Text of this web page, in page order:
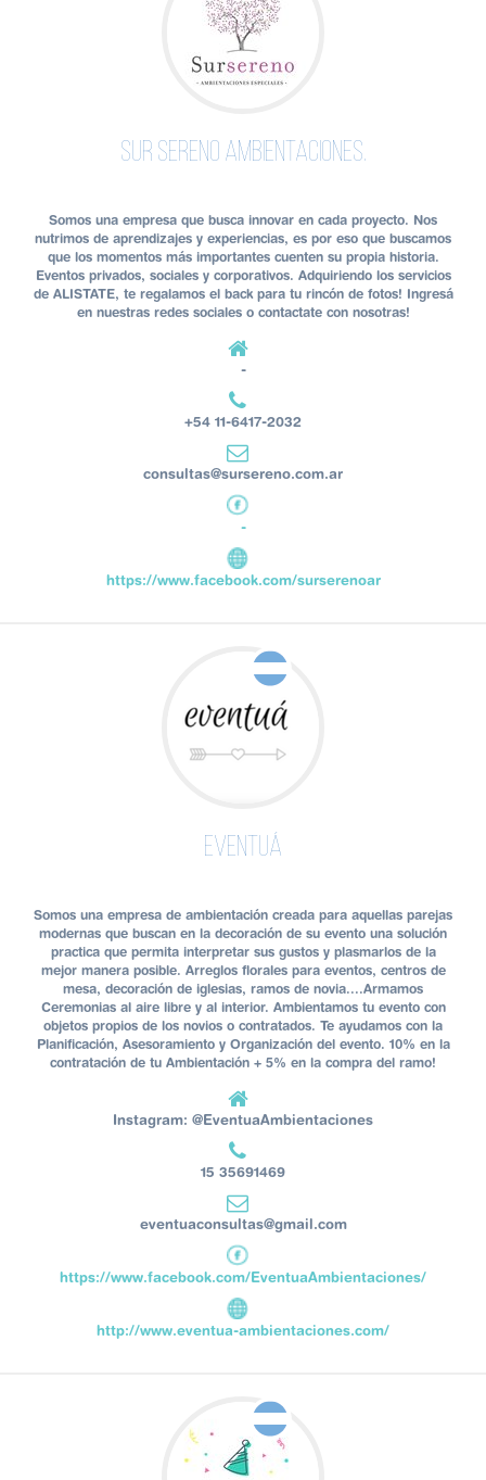
Sur Sereno ambientaciones.
Somos una empresa que busca innovar en cada proyecto. Nos
nutrimos de aprendizajes y experiencias, es por eso que buscamos
que los momentos más importantes cuenten su propia historia.
Eventos privados, sociales y corporativos. Adquiriendo los servicios
de ALISTATE, te regalamos el back para tu rincón de fotos! Ingresá
en nuestras redes sociales o contactate con nosotras!
-
+54 11-6417-2032
consultas@sursereno.com.ar
-
https://www.facebook.com/surserenoar
Eventuá
Somos una empresa de ambientación creada para aquellas parejas
modernas que buscan en la decoración de su evento una solución
practica que permita interpretar sus gustos y plasmarlos de la
mejor manera posible. Arreglos florales para eventos, centros de
mesa, decoración de iglesias, ramos de novia....Armamos
Ceremonias al aire libre y al interior. Ambientamos tu evento con
objetos propios de los novios o contratados. Te ayudamos con la
Planificación, Asesoramiento y Organización del evento. 10% en la
contratación de tu Ambientación + 5% en la compra del ramo!
Instagram: @EventuaAmbientaciones
15 35691469
eventuaconsultas@gmail.com
https://www.facebook.com/EventuaAmbientaciones/
http://www.eventua-ambientaciones.com/